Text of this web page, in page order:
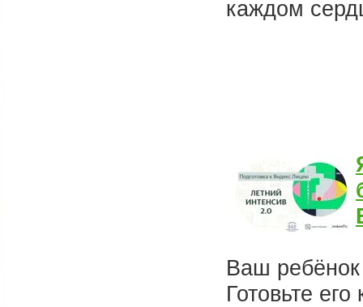
каждом
Ваш ребёнок
Готовьте